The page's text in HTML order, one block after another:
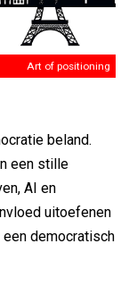
Art of positioning
beland.
een stille
AI en
uitoefenen
democratisch